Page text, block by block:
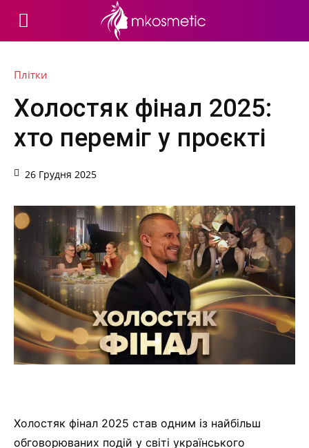
Плітки
Холостяк фінал 2025:
хто переміг у проєкті
26 Грудня 2025
Холостяк фінал 2025 став одним із найбільш
обговорюваних подій у світі українського